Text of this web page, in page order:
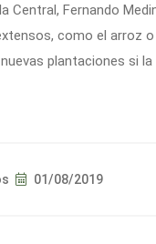
Central, Fernando
como el arroz o
plantaciones si la
01/08/2019